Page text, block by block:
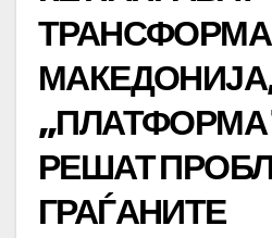
„ПЛАТФОРМА
РЕШАТ
ГРАЃАНИТЕ